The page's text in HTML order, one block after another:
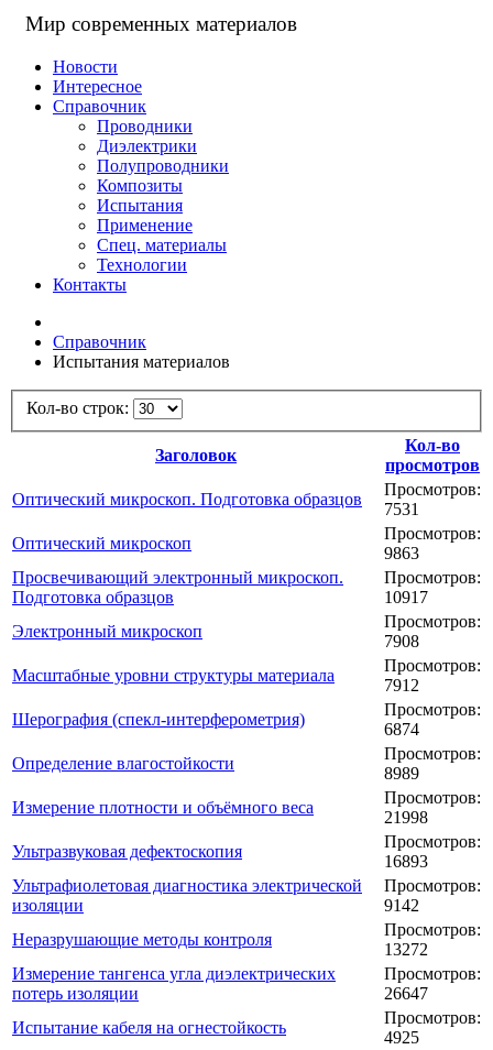
Мир современных материалов
Новости
Интересное
Справочник
Проводники
Диэлектрики
Полупроводники
Композиты
Испытания
Применение
Спец. материалы
Технологии
Контакты
Справочник
Испытания материалов
Кол-во строк:
Заголовок
Кол-во
просмотров
Оптический микроскоп. Подготовка образцов
Просмотров:
7531
Оптический микроскоп
Просмотров:
9863
Просвечивающий электронный микроскоп.
Подготовка образцов
Просмотров:
10917
Электронный микроскоп
Просмотров:
7908
Масштабные уровни структуры материала
Просмотров:
7912
Шерография (спекл-интерферометрия)
Просмотров:
6874
Определение влагостойкости
Просмотров:
8989
Измерение плотности и объёмного веса
Просмотров:
21998
Ультразвуковая дефектоскопия
Просмотров:
16893
Ультрафиолетовая диагностика электрической
изоляции
Просмотров:
9142
Неразрушающие методы контроля
Просмотров:
13272
Измерение тангенса угла диэлектрических
потерь изоляции
Просмотров:
26647
Испытание кабеля на огнестойкость
Просмотров:
4925